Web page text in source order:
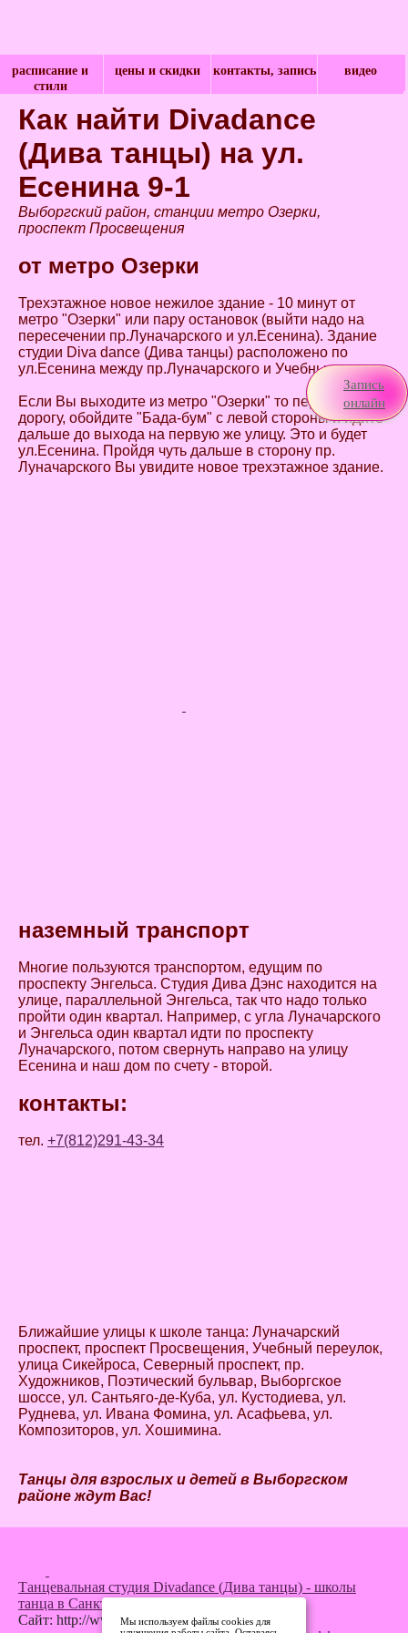
расписание и
стили
цены и скидки контакты, запись видео
Запись
онлайн
Как найти Divadance
(Дива танцы) на ул.
Есенина 9-1
Выборгский район, станции метро Озерки,
проспект Просвещения
от метро Озерки
Трехэтажное новое нежилое здание - 10 минут от
метро "Озерки" или пару остановок (выйти надо на
пересечении пр.Луначарского и ул.Есенина). Здание
студии Diva dance (Дива танцы) расположено по
ул.Есенина между пр.Луначарского и Учебным пер.
Если Вы выходите из метро "Озерки" то перейдите
дорогу, обойдите "Бада-бум" с левой стороны и идите
дальше до выхода на первую же улицу. Это и будет
ул.Есенина. Пройдя чуть дальше в сторону пр.
Луначарского Вы увидите новое трехэтажное здание.
наземный транспорт
Многие пользуются транспортом, едущим по
проспекту Энгельса. Студия Дива Дэнс находится на
улице, параллельной Энгельса, так что надо только
пройти один квартал. Например, с угла Луначарского
и Энгельса один квартал идти по проспекту
Луначарского, потом свернуть направо на улицу
Есенина и наш дом по счету - второй.
контакты:
тел. +7(812)291-43-34
Ближайшие улицы к школе танца: Луначарский
проспект, проспект Просвещения, Учебный переулок,
улица Сикейроса, Северный проспект, пр.
Художников, Поэтический бульвар, Выборгское
шоссе, ул. Сантьяго-де-Куба, ул. Кустодиева, ул.
Руднева, ул. Ивана Фомина, ул. Асафьева, ул.
Композиторов, ул. Хошимина.
Танцы для взрослых и детей в Выборгском
районе ждут Вас!
Танцевальная студия Divadance (Дива танцы) - школы
танца в Санкт-Петербурге
Сайт: http://www.divadance.ru
Мы используем файлы cookies для